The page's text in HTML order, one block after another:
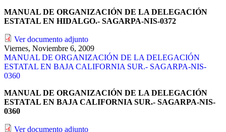
MANUAL DE ORGANIZACIÓN DE LA DELEGACIÓN
ESTATAL EN HIDALGO.- SAGARPA-NIS-0372
Ver documento adjunto
Viernes, Noviembre 6, 2009
MANUAL DE ORGANIZACIÓN DE LA DELEGACIÓN
ESTATAL EN BAJA CALIFORNIA SUR.- SAGARPA-NIS-
0360
MANUAL DE ORGANIZACIÓN DE LA DELEGACIÓN
ESTATAL EN BAJA CALIFORNIA SUR.- SAGARPA-NIS-
0360
Ver documento adjunto